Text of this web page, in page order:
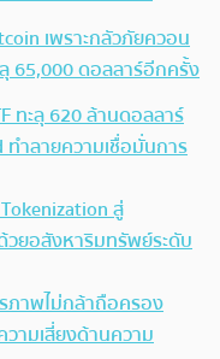
เพราะกลัวภัยควอน
65,000 ดอลลาร์อีกครั้ง
ทะลุ 620 ล้านดอลลาร์
ทำลายความเชื่อมั่นการ
สู่
วยอสังหาริมทรัพย์ระดับ
าพไม่กล้าถือครอง
วามเสี่ยงด้านความ